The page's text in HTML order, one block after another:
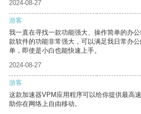
2024-08-27
游客
我一直在寻找一款功能强大、操作简单的办
款软件的功能非常强大，可以满足我日常办
单，即使是小白也能快速上手。
2024-08-27
游客
这款加速器VPM应用程序可以给你提供最高
助你在网络上自由移动。